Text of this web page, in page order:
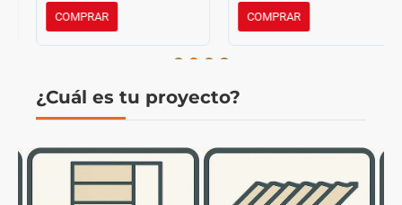
COMPRAR COMPRAR
¿Cuál es tu proyecto?